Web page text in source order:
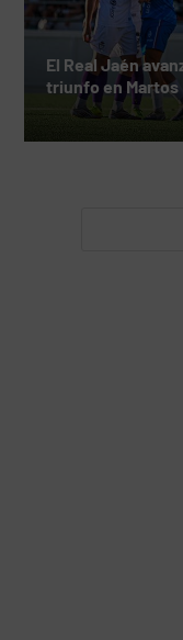
El Real Jaén
triunfo en Martos